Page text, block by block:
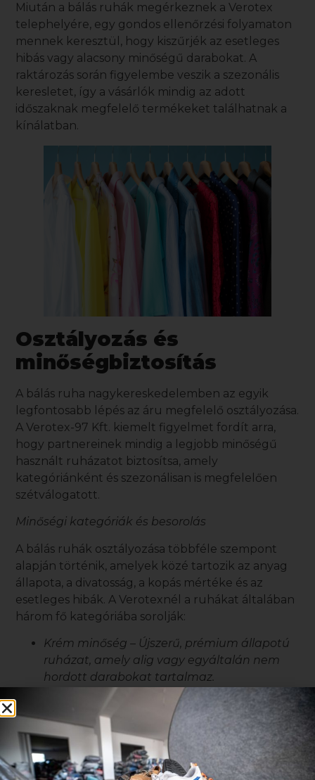
Miután a bálás ruhák megérkeznek a Verotex
telephelyére, egy gondos ellenőrzési folyamaton
mennek keresztül, hogy kiszűrjék az esetleges
hibás vagy alacsony minőségű darabokat. A
raktározás során figyelembe veszik a szezonális
keresletet, így a vásárlók mindig az adott
időszaknak megfelelő termékeket találhatnak a
kínálatban.
Osztályozás és
minőségbiztosítás
A bálás ruha nagykereskedelemben az egyik
legfontosabb lépés az áru megfelelő osztályozása.
A Verotex-97 Kft. kiemelt figyelmet fordít arra,
hogy partnereinek mindig a legjobb minőségű
használt ruházatot biztosítsa, amely
kategóriánként és szezonálisan is megfelelően
szétválogatott.
Minőségi kategóriák és besorolás
A bálás ruhák osztályozása többféle szempont
alapján történik, amelyek közé tartozik az anyag
állapota, a divatosság, a kopás mértéke és az
esetleges hibák. A Verotexnél a ruhákat általában
három fő kategóriába sorolják:
Krém minőség – Újszerű, prémium állapotú
ruházat, amely alig vagy egyáltalán nem
hordott darabokat tartalmaz.
Extra és első osztály (A kategória) – Jó
állapotú, divatos ruhadarabok, kisebb
használati nyomokkal.
Másodosztály (B kategória) – Enyhén kopott,
de még hordható ruhák, esetenként kisebb